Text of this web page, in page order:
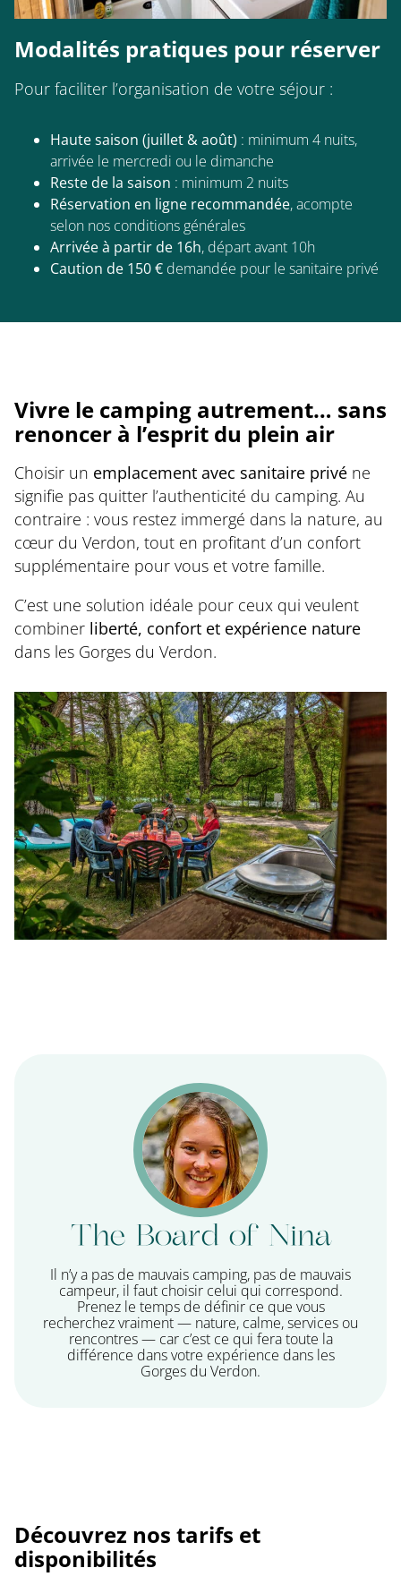
Modalités pratiques pour réserver
Pour faciliter l’organisation de votre séjour :
Haute saison (juillet & août) : minimum 4 nuits,
arrivée le mercredi ou le dimanche
Reste de la saison : minimum 2 nuits
Réservation en ligne recommandée, acompte
selon nos conditions générales
Arrivée à partir de 16h, départ avant 10h
Caution de 150 € demandée pour le sanitaire privé
Vivre le camping autrement… sans
renoncer à l’esprit du plein air
Choisir un emplacement avec sanitaire privé ne
signifie pas quitter l’authenticité du camping. Au
contraire : vous restez immergé dans la nature, au
cœur du Verdon, tout en profitant d’un confort
supplémentaire pour vous et votre famille.
C’est une solution idéale pour ceux qui veulent
combiner liberté, confort et expérience nature
dans les Gorges du Verdon.
The Board of Nina
Il n’y a pas de mauvais camping, pas de mauvais
campeur, il faut choisir celui qui correspond.
Prenez le temps de définir ce que vous
recherchez vraiment — nature, calme, services ou
rencontres — car c’est ce qui fera toute la
différence dans votre expérience dans les
Gorges du Verdon.
Découvrez nos tarifs et
disponibilités